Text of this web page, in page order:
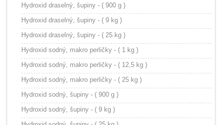
Hydroxid draselný, šupiny - ( 900 g )
Hydroxid draselný, šupiny - ( 9 kg )
Hydroxid draselný, šupiny - ( 25 kg )
Hydroxid sodný, makro perličky - ( 1 kg )
Hydroxid sodný, makro perličky - ( 12,5 kg )
Hydroxid sodný, makro perličky - ( 25 kg )
Hydroxid sodný, šupiny - ( 900 g )
Hydroxid sodný, šupiny - ( 9 kg )